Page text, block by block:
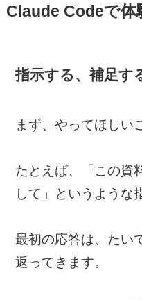
Claude Codeで体
指示する、補足す
まず、やってほしい
たとえば、「この資
して」というような
最初の応答は、たい
返ってきます。